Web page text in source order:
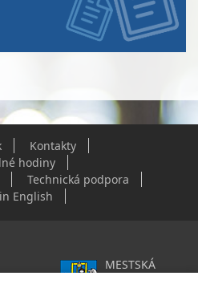
Kontakty
hodiny
Technická podpora
English
MESTSKÁ